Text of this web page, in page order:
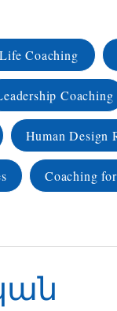
Life Coaching
Coaching
Human Design
Coaching